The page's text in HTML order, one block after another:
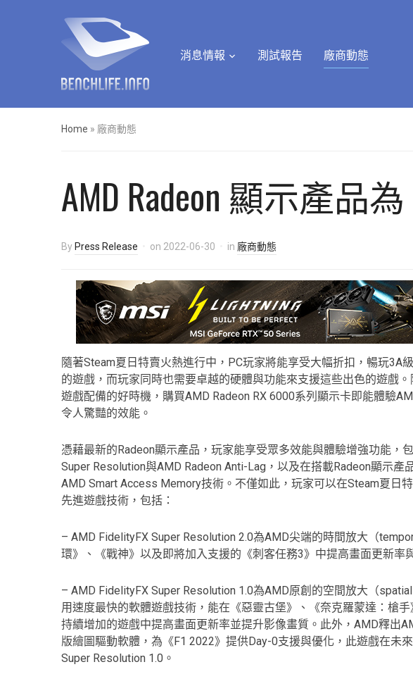
消息情報 測試報告 廠商動態
Home » 廠商動態
AMD Radeon 顯示產品
By Press Release on 2022-06-30 in 廠商動態
隨著Steam夏日特賣火熱進行中，PC玩家將能享受大幅折扣 ，暢玩3A
的遊戲，而玩家同時也需要卓越的硬體與功能來支援這些出色的遊戲
遊戲配備的好時機，購買AMD Radeon RX 6000系列顯示卡即能體驗
令人驚豔的效能。
憑藉最新的Radeon顯示產品，玩家能享受眾多效能與體驗增強功能，
Super Resolution與AMD Radeon Anti-Lag，以及在搭載Radeon顯示產
AMD Smart Access Memory技術。不僅如此，玩家可以在Steam夏日
先進遊戲技術，包括：
– AMD FidelityFX Super Resolution 2.0為AMD尖端的時間放大（
環》、《戰神》以及即將加入支援的《刺客任務3》中提高畫面更新率
– AMD FidelityFX Super Resolution 1.0為AMD原創的空間放大（
用速度最快的軟體遊戲技術，能在《惡靈古堡》、《奈克羅蒙達：槍
持續增加的遊戲中提高畫面更新率並提升影像畫質。此外，AMD釋出
版繪圖驅動軟體，為《F1 2022》提供Day-0支援與優化，此遊戲在未
Super Resolution 1.0。